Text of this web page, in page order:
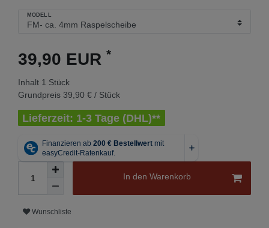
MODELL
39,90 EUR *
Inhalt 1 Stück
Grundpreis 39,90 € / Stück
Lieferzeit: 1-3 Tage (DHL)**
In den Warenkorb
Wunschliste